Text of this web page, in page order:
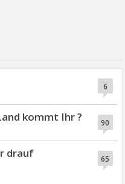
6
90
kommt Ihr ?
65
drauf